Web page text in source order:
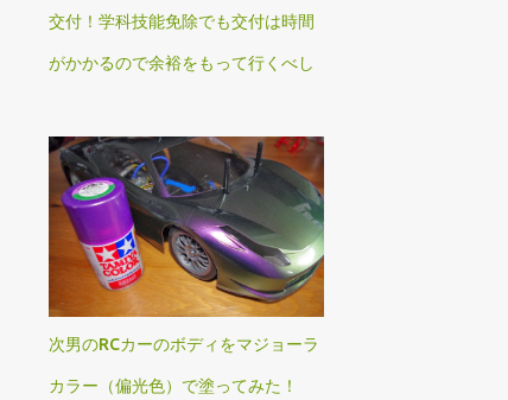
交付！学科技能免除でも交付は時間
がかかるので余裕をもって行くべし
次男のRCカーのボディをマジョーラ
カラー（偏光色）で塗ってみた！